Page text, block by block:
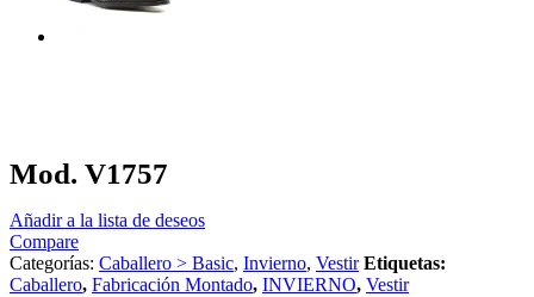
Mod. V1757
Añadir a la lista de deseos
Compare
Categorías: Caballero > Basic, Invierno, Vestir Etiquetas:
Caballero, Fabricación Montado, INVIERNO, Vestir